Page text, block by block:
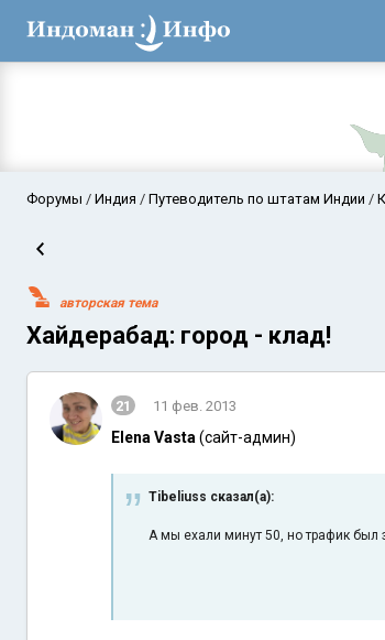
Форумы Индия Путеводитель по штатам Индии
авторская тема
Хайдерабад: город - клад!
21 11 фев. 2013
Elena Vasta (сайт-админ)
Tibeliuss сказал(а):
А мы ехали минут 50, но трафик был